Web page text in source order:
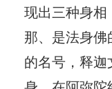
现出三种身
那、是法身
的名号，释